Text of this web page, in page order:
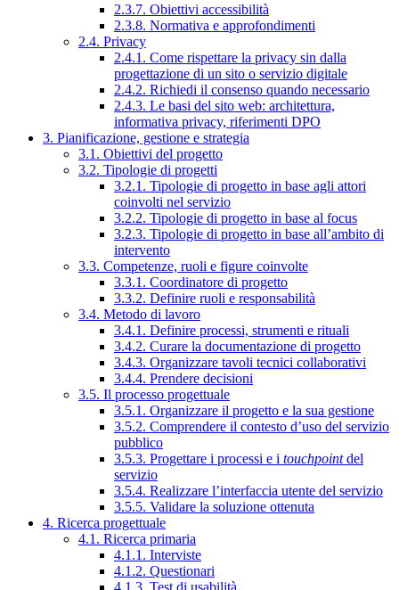
2.3.7. Obiettivi accessibilità
2.3.8. Normativa e approfondimenti
2.4. Privacy
2.4.1. Come rispettare la privacy sin dalla
progettazione di un sito o servizio digitale
2.4.2. Richiedi il consenso quando necessario
2.4.3. Le basi del sito web: architettura,
informativa privacy, riferimenti DPO
3. Pianificazione, gestione e strategia
3.1. Obiettivi del progetto
3.2. Tipologie di progetti
3.2.1. Tipologie di progetto in base agli attori
coinvolti nel servizio
3.2.2. Tipologie di progetto in base al focus
3.2.3. Tipologie di progetto in base all’ambito di
intervento
3.3. Competenze, ruoli e figure coinvolte
3.3.1. Coordinatore di progetto
3.3.2. Definire ruoli e responsabilità
3.4. Metodo di lavoro
3.4.1. Definire processi, strumenti e rituali
3.4.2. Curare la documentazione di progetto
3.4.3. Organizzare tavoli tecnici collaborativi
3.4.4. Prendere decisioni
3.5. Il processo progettuale
3.5.1. Organizzare il progetto e la sua gestione
3.5.2. Comprendere il contesto d’uso del servizio
pubblico
3.5.3. Progettare i processi e i touchpointdel
servizio
3.5.4. Realizzare l’interfaccia utente del servizio
3.5.5. Validare la soluzione ottenuta
4. Ricerca progettuale
4.1. Ricerca primaria
4.1.1. Interviste
4.1.2. Questionari
4.1.3. Test di usabilità